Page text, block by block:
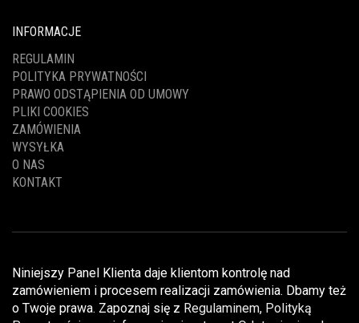
INFORMACJE
REGULAMIN
POLITYKA PRYWATNOŚCI
PRAWO ODSTĄPIENIA OD UMOWY
PLIKI COOKIES
ZAMÓWIENIA
WYSYŁKA
O NAS
KONTAKT
Niniejszy Panel Klienta daje klientom kontrolę nad
zamówieniem i procesem realizacji zamówienia. Dbamy też
o Twoje prawa. Zapoznaj się z Regulaminem, Polityką